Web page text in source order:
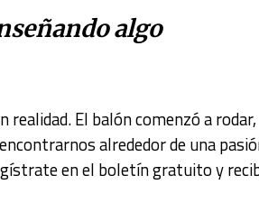
algo
El balón comenzó a rodar,
alrededor de una
en el boletín gratuito y